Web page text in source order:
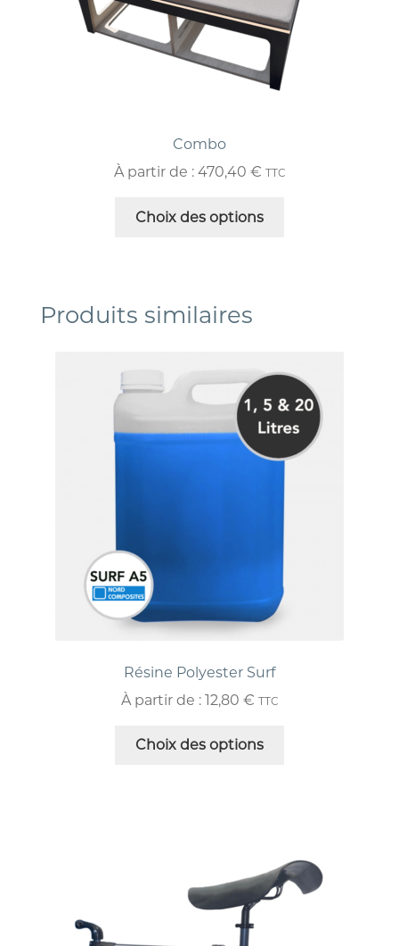
Combo
À partir de : 470,40 € TTC
Choix des options
Produits similaires
Résine Polyester Surf
À partir de : 12,80 € TTC
Choix des options